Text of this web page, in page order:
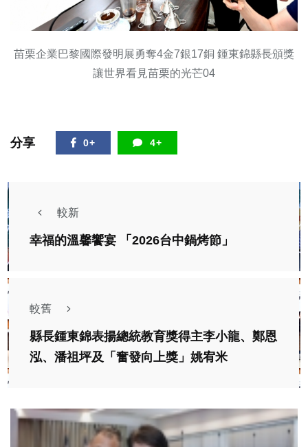
苗栗企業巴黎國際發明展勇奪4金7銀17銅 鍾東錦縣長頒獎
讓世界看見苗栗的光芒04
分享 0+ 4+
較新
幸福的溫馨饗宴 「2026台中鍋烤節」
較舊
縣長鍾東錦表揚總統教育獎得主李小龍、鄭恩
泓、潘祖坪及「奮發向上獎」姚宥米